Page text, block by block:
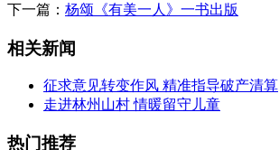
下一篇： 杨颂《有美一人》一书出版
相关新闻
征求意见转变作风 精准指导破产清算
走进林州山村 情暖留守儿童
热门推荐